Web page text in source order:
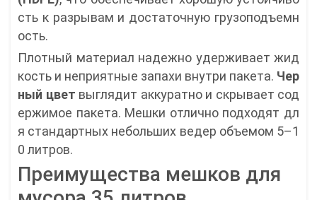
сть к разрывам и достаточную грузоподъемн
ость.
Плотный материал надежно удерживает жид
кость и неприятные запахи внутри пакета. Чер
ный цвет выглядит аккуратно и скрывает сод
ержимое пакета. Мешки отлично подходят дл
я стандартных небольших ведер объемом 5–1
0 литров.
Преимущества мешков для